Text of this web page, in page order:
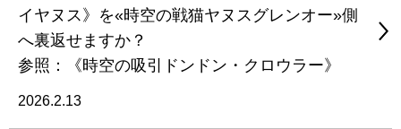
イヤヌス》を«時空の戦猫ヤヌスグレンオー»側
へ裏返せますか？
参照：《時空の吸引ドンドン・クロウラー》
2026.2.13